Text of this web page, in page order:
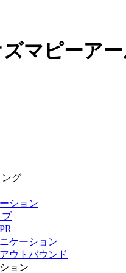
マピーア
ング
ション
ブ
ケーション
ウトバウンド
ョン